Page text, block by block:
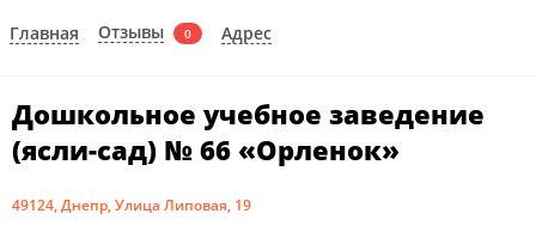
Главная Отзывы 0 Адрес
Дошкольное учебное заведение
(ясли-сад) № 66 «Орленок»
49124, Днепр, Улица Липовая, 19